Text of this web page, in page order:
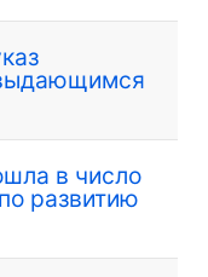
в число
развитию